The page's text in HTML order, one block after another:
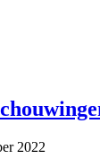
2022